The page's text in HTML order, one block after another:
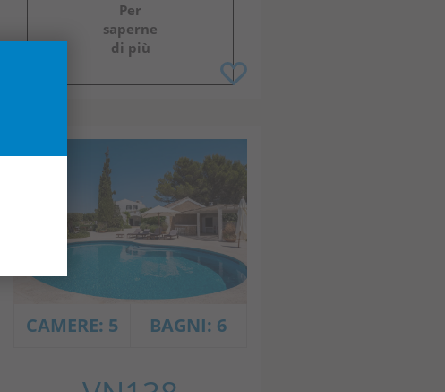
Per
saperne
di più
CAMERE: 5 BAGNI: 6